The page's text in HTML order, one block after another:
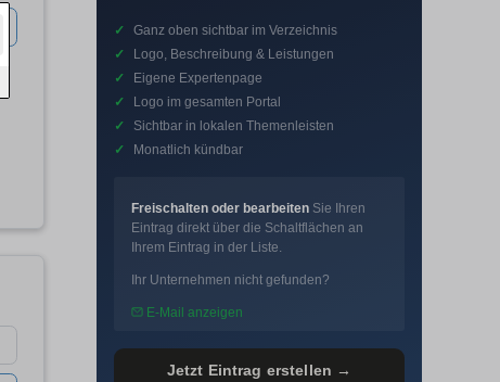
✓
Ganz oben sichtbar im Verzeichnis
✓
Logo, Beschreibung & Leistungen
✓
Eigene Expertenpage
✓
Logo im gesamten Portal
✓
Sichtbar in lokalen Themenleisten
✓
Monatlich kündbar
Freischalten oder bearbeiten Sie Ihren
Eintrag direkt über die Schaltflächen an
Ihrem Eintrag in der Liste.
Ihr Unternehmen nicht gefunden?
E-Mail anzeigen
Jetzt Eintrag erstellen →